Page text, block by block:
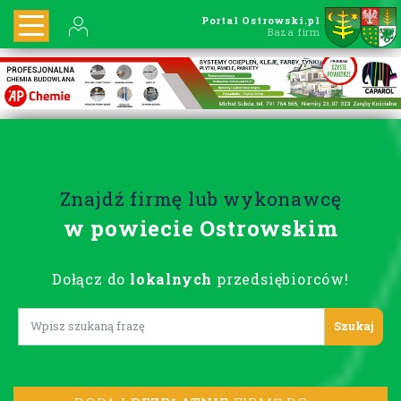
Portal Ostrowski.pl
Baza firm
Znajdź firmę lub wykonawcę
w powiecie Ostrowskim
Dołącz do lokalnych przedsiębiorców!
Lorem ipsum